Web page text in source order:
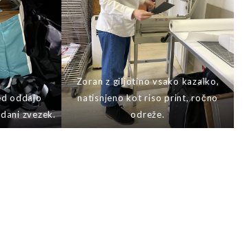
oddajo
zvezek.
Zoran z giljotino vsako kazalko,
natisnjeno kot riso print, ročno
odreže.